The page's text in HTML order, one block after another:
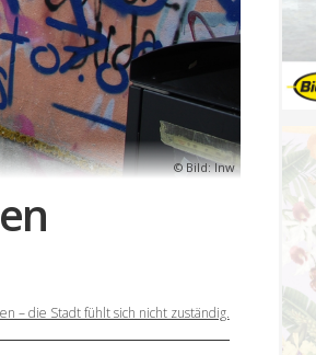
Bild: lnw
– die Stadt fühlt sich nicht zuständig.